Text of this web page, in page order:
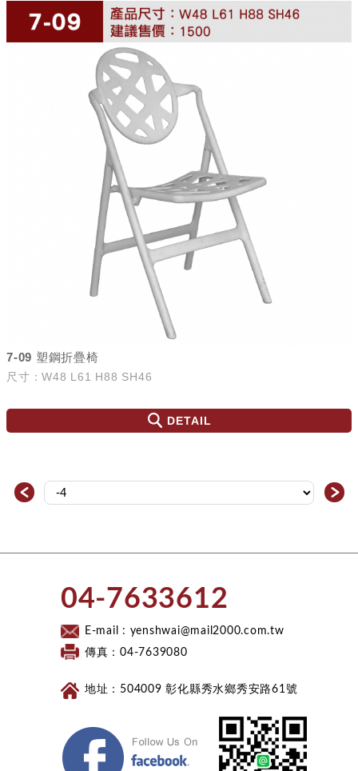
7-09 塑鋼折疊椅
尺寸：W48 L61 H88 SH46
DETAIL
＜ ＞
​04-7633612​
E-mail : yenshwai@mail2000.com.tw
傳真：04-7639080
地址：504009 彰化縣秀水鄉秀安路61號
Facebook 粉絲團